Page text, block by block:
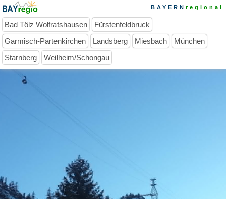
BAYERN regional
Bad Tölz Wolfratshausen
Fürstenfeldbruck
Garmisch-Partenkirchen
Landsberg Miesbach
München
Starnberg
Weilheim/Schongau